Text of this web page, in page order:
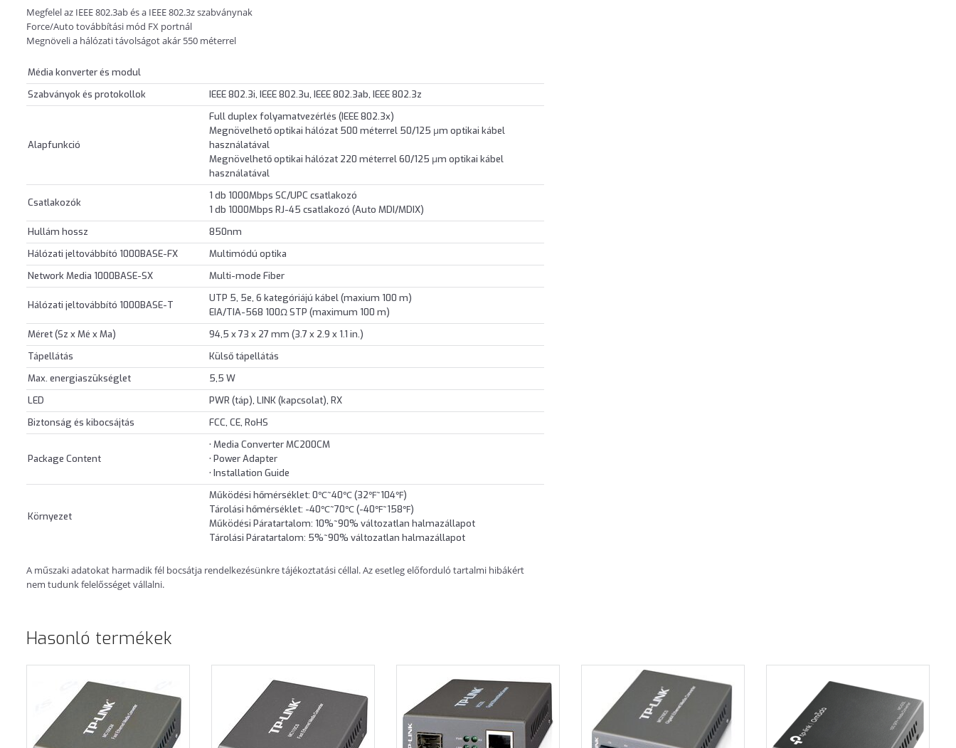
Megfelel az IEEE 802.3ab és a IEEE 802.3z szabványnak
Force/Auto továbbítási mód FX portnál
Megnöveli a hálózati távolságot akár 550 méterrel
Média konverter és modul
Szabványok és protokollok
IEEE 802.3i, IEEE 802.3u, IEEE 802.3ab, IEEE 802.3z
Alapfunkció
Full duplex folyamatvezérlés (IEEE 802.3x)
Megnövelhető optikai hálózat 500 méterrel 50/125 μm optikai kábel
használatával
Megnövelhető optikai hálózat 220 méterrel 60/125 μm optikai kábel
használatával
Csatlakozók
1 db 1000Mbps SC/UPC csatlakozó
1 db 1000Mbps RJ-45 csatlakozó (Auto MDI/MDIX)
Hullám hossz
850nm
Hálózati jeltovábbító 1000BASE-FX
Multimódú optika
Network Media 1000BASE-SX
Multi-mode Fiber
Hálózati jeltovábbító 1000BASE-T
UTP 5, 5e, 6 kategóriájú kábel (maxium 100 m)
EIA/TIA-568 100Ω STP (maximum 100 m)
Méret (Sz x Mé x Ma)
94,5 x 73 x 27 mm (3.7 x 2.9 x 1.1 in.)
Tápellátás
Külső tápellátás
Max. energiaszükséglet
5,5 W
LED
PWR (táp), LINK (kapcsolat), RX
Biztonság és kibocsájtás
FCC, CE, RoHS
Package Content
• Media Converter MC200CM
• Power Adapter
• Installation Guide
Környezet
Működési hőmérséklet: 0℃~40℃ (32℉~104℉)
Tárolási hőmérséklet: -40℃~70℃ (-40℉~158℉)
Működési Páratartalom: 10%~90% változatlan halmazállapot
Tárolási Páratartalom: 5%~90% változatlan halmazállapot
A műszaki adatokat harmadik fél bocsátja rendelkezésünkre tájékoztatási céllal. Az esetleg előforduló tartalmi hibákért
nem tudunk felelősséget vállalni.
Hasonló termékek